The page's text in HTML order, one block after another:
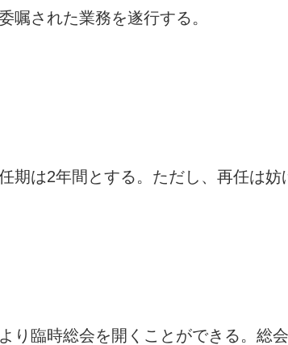
嘱された業務を遂行する。
は2年間とする。ただし、再任は妨
臨時総会を開くことができる。総